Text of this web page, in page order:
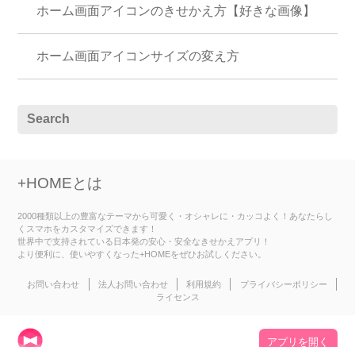
ホーム画面アイコンのきせかえ方【好きな画像】
ホーム画面アイコンサイズの変え方
+HOMEとは
2000種類以上の豊富なテーマから可愛く・オシャレに・カッコよく！あなたらし
くスマホをカスタマイズできます！
世界中で支持されている日本発の安心・安全なきせかえアプリ！
より便利に、使いやすくなった+HOMEをぜひお試しください。
お問い合わせ 法人お問い合わせ 利用規約
プライバシーポリシー
ライセンス
アプリを開く